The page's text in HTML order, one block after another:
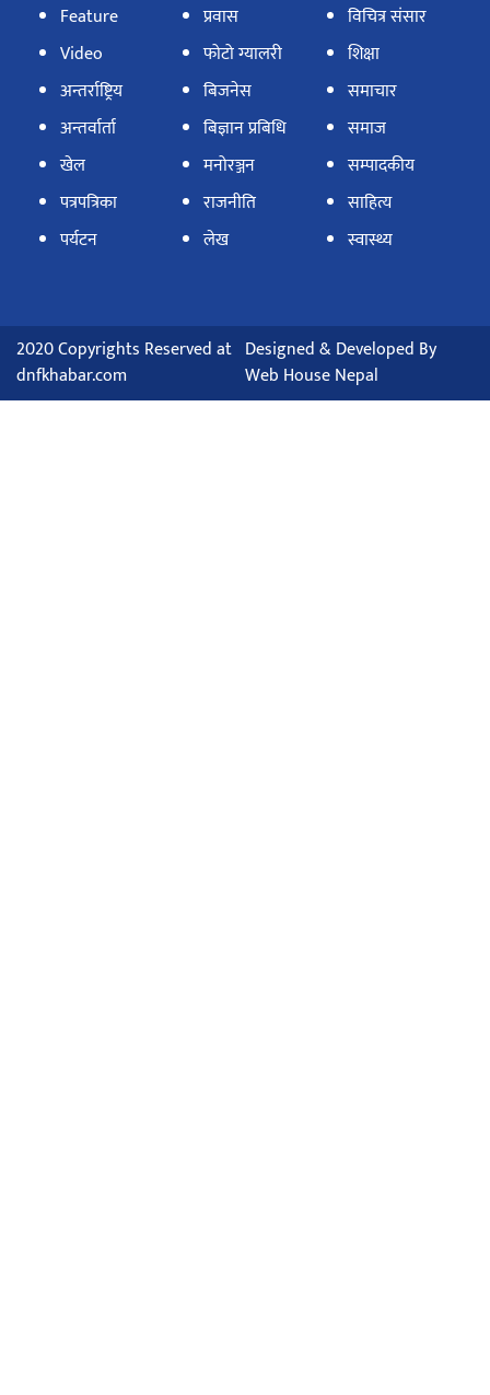
Feature
Video
अन्तर्राष्ट्रिय
अन्तर्वार्ता
खेल
पत्रपत्रिका
पर्यटन
प्रवास
फोटो ग्यालरी
बिजनेस
बिज्ञान प्रबिधि
मनोरञ्जन
राजनीति
लेख
विचित्र संसार
शिक्षा
समाचार
समाज
सम्पादकीय
साहित्य
स्वास्थ्य
2020 Copyrights Reserved at
dnfkhabar.com
Designed & Developed By
Web House Nepal